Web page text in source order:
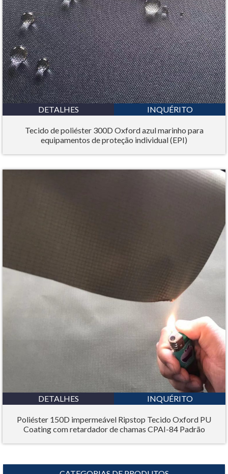
DETALHES INQUÉRITO
Tecido de poliéster 300D Oxford azul marinho para
equipamentos de proteção individual (EPI)
DETALHES INQUÉRITO
Poliéster 150D impermeável Ripstop Tecido Oxford PU
Coating com retardador de chamas CPAI-84 Padrão